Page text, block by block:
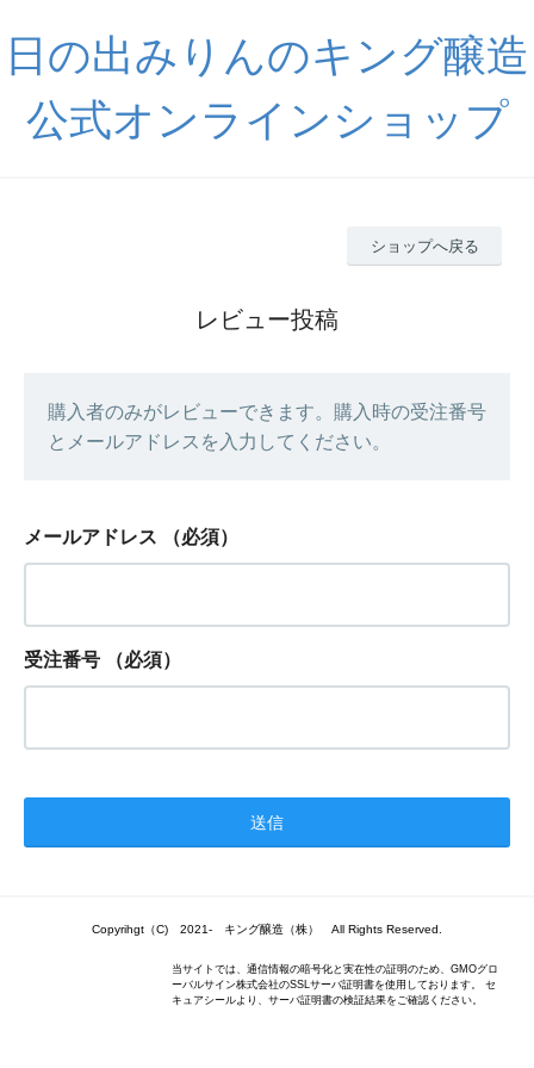
日の出みりんのキング醸造
公式オンラインショップ
ショップへ戻る
レビュー投稿
購入者のみがレビューできます。購入時の受注番号
とメールアドレスを入力してください。
メールアドレス （必須）
受注番号 （必須）
Copyrihgt（C) 2021- キング醸造（株） All Rights Reserved.
当サイトでは、通信情報の暗号化と実在性の証明のため、GMOグロ
ーバルサイン株式会社のSSLサーバ証明書を使用しております。 セ
キュアシールより、サーバ証明書の検証結果をご確認ください。